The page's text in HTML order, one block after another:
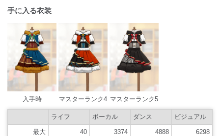
手に入る衣装
入手時 マスターランク4 マスターランク5
ライフ ボーカル ダンス ビジュアル
最大 40 3374 4888 6298